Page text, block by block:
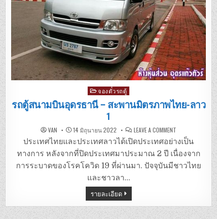
Posted
in
จองตั๋วรถตู้
รถตู้สนามบินอุดรธานี – สะพานมิตรภาพไทย-ลาว
1
VAN 14 มิถุนายน 2022 LEAVE A COMMENT
ตู้
สนาม
บิน
อุดรธานี
–
สะพาน
ประเทศไทยและประเทศลาวได้เปิดประเทศอย่างเป็น
ทางการ หลังจากที่ปิดประเทศมาประมาณ 2 ปี เนื่องจาก
การระบาดของโรคโควิด 19 ที่ผ่านมา. ปัจจุบันมีชาวไทย
และชาวลา…
รายละเอียด